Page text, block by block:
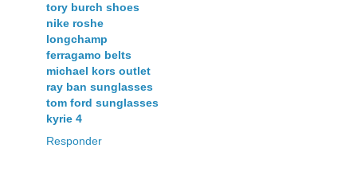
tory burch shoes
nike roshe
longchamp
ferragamo belts
michael kors outlet
ray ban sunglasses
tom ford sunglasses
kyrie 4
Responder